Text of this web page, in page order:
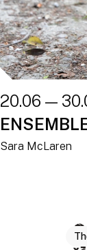
20.06 —
Sara McLaren